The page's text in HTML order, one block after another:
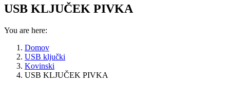
USB KLJUČEK PIVKA
You are here:
Domov
USB ključki
Kovinski
USB KLJUČEK PIVKA